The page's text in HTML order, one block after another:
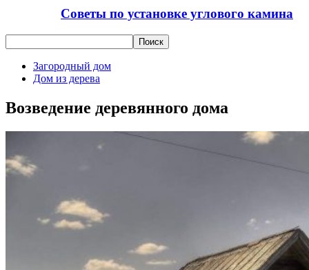
Советы по установке углового камина
Загородный дом
Дом из дерева
Возведение деревянного дома